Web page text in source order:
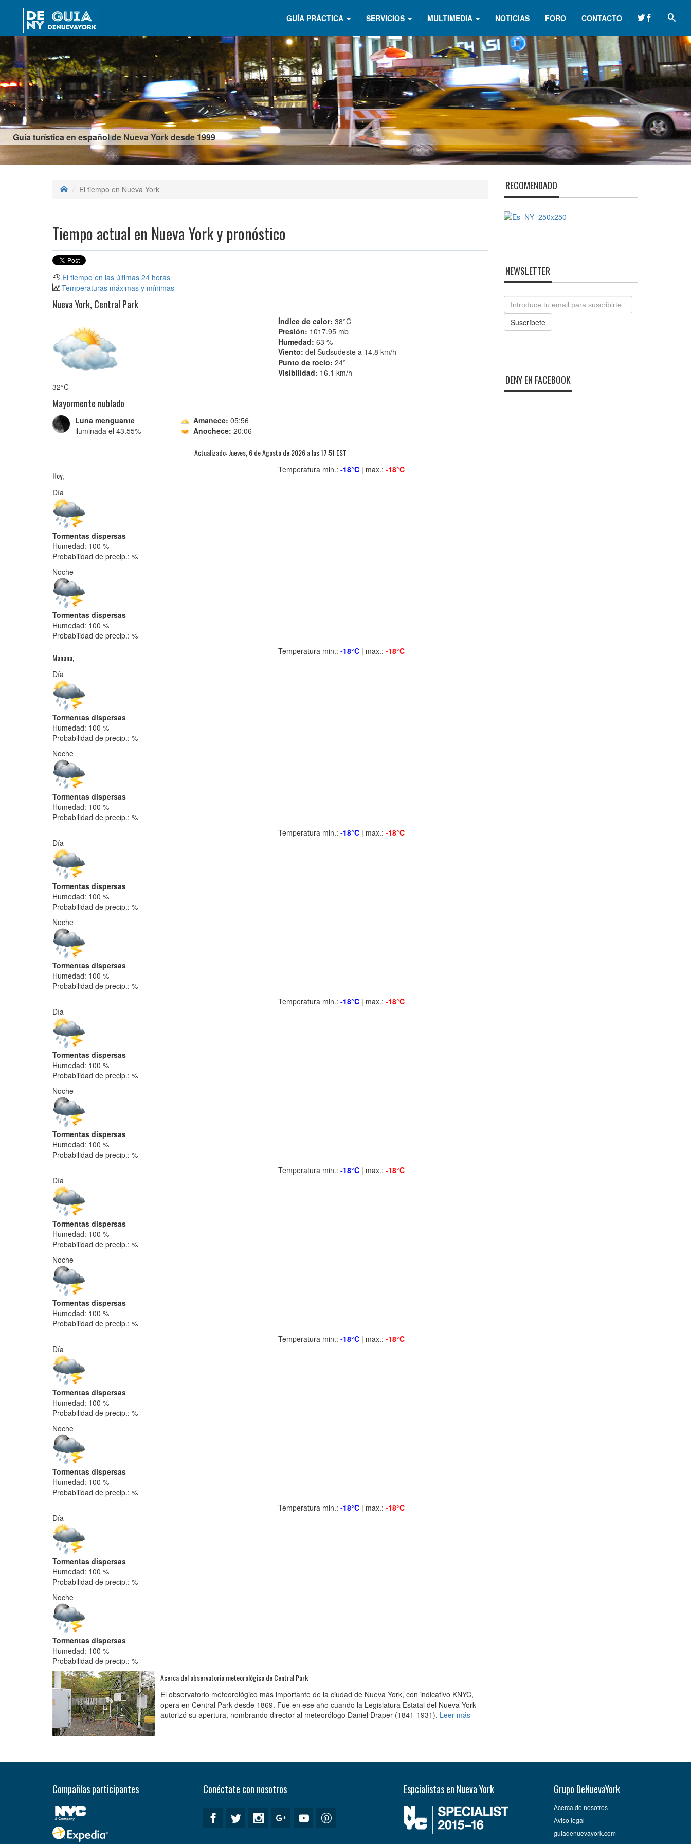
Guía turística en español de Nueva York desde 1999
GUÍA PRÁCTICA SERVICIOS MULTIMEDIA NOTICIAS FORO CONTACTO
El tiempo en Nueva York
Tiempo actual en Nueva York y pronóstico
El tiempo en las últimas 24 horas
Temperaturas máximas y mínimas
Nueva York, Central Park
32°C
Mayormente nublado
Índice de calor: 38°C
Presión: 1017.95 mb
Humedad: 63 %
Viento: del Sudsudeste a 14.8 km/h
Punto de rocío: 24°
Visibilidad: 16.1 km/h
Luna menguante
iluminada el 43.55%
Amanece: 05:56
Anochece: 20:06
Actualizado: Jueves, 6 de Agosto de 2026 a las 17:51 EST
Hoy,
Temperatura min.: -18°C| max.: -18°C
Día
Tormentas dispersas
Humedad: 100 %
Probabilidad de precip.: %
Noche
Tormentas dispersas
Humedad: 100 %
Probabilidad de precip.: %
Mañana,
Temperatura min.: -18°C| max.: -18°C
Día
Tormentas dispersas
Humedad: 100 %
Probabilidad de precip.: %
Noche
Tormentas dispersas
Humedad: 100 %
Probabilidad de precip.: %
Temperatura min.: -18°C| max.: -18°C
Día
Tormentas dispersas
Humedad: 100 %
Probabilidad de precip.: %
Noche
Tormentas dispersas
Humedad: 100 %
Probabilidad de precip.: %
Temperatura min.: -18°C| max.: -18°C
Día
Tormentas dispersas
Humedad: 100 %
Probabilidad de precip.: %
Noche
Tormentas dispersas
Humedad: 100 %
Probabilidad de precip.: %
Temperatura min.: -18°C| max.: -18°C
Día
Tormentas dispersas
Humedad: 100 %
Probabilidad de precip.: %
Noche
Tormentas dispersas
Humedad: 100 %
Probabilidad de precip.: %
Temperatura min.: -18°C| max.: -18°C
Día
Tormentas dispersas
Humedad: 100 %
Probabilidad de precip.: %
Noche
Tormentas dispersas
Humedad: 100 %
Probabilidad de precip.: %
Temperatura min.: -18°C| max.: -18°C
Día
Tormentas dispersas
Humedad: 100 %
Probabilidad de precip.: %
Noche
Tormentas dispersas
Humedad: 100 %
Probabilidad de precip.: %
Acerca del observatorio meteorológico de Central Park
El observatorio meteorológico más importante de la ciudad de Nueva York, con indicativo KNYC,
opera en Central Park desde 1869. Fue en ese año cuando la Legislatura Estatal del Nueva York
autorizó su apertura, nombrando director al meteorólogo Daniel Draper (1841-1931). Leer más
RECOMENDADO
NEWSLETTER
Email
Suscríbete
DENY EN FACEBOOK
Compañías participantes Conéctate con nosotros Espcialistas en Nueva York Grupo DeNuevaYork
Acerca de nosotros
Aviso legal
guiadenuevayork.com